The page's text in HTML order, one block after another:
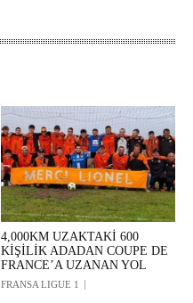
4,000KM UZAKTAKİ 600
KİŞİLİK ADADAN COUPE DE
FRANCE’A UZANAN YOL
FRANSA LIGUE 1